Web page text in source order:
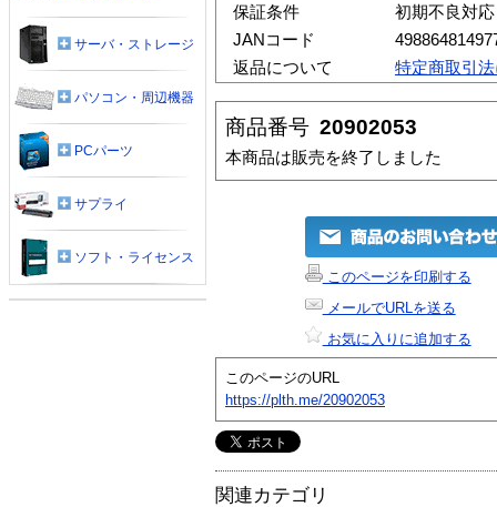
保証条件
初期不良対
JANコード
返品について
特定商取引
商品番号 20902053
本商品は販売を終了しました
このページを印刷する
メールでURLを送る
お気に入りに追加する
このページのURL
https://plth.me/20902053
関連カテゴリ
サーバ・ストレージ
パソコン・周辺機器
PCパーツ
サプライ
ソフト・ライセンス